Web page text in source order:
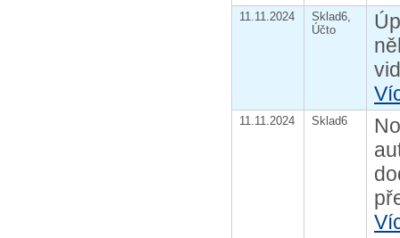
11.11.2024
Sklad6,
Účto
11.11.2024 Sklad6